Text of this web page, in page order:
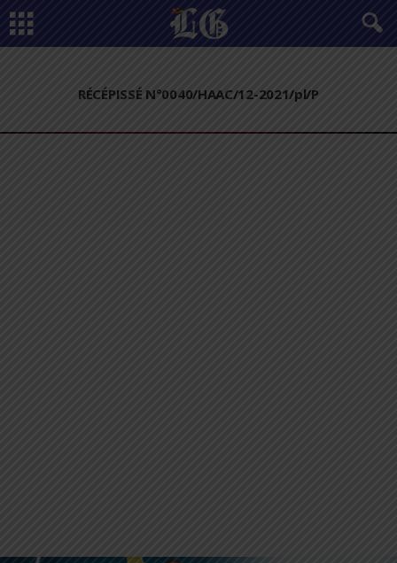
RÉCÉPISSÉ N°0040/HAAC/12-2021/pl/P